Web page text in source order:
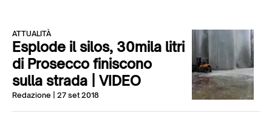
Chi siamo
Contatti
ATTUALITÀ
Esplode il silos, 30mila litri
di Prosecco finiscono
sulla strada | VIDEO
Redazione | 27 set 2018